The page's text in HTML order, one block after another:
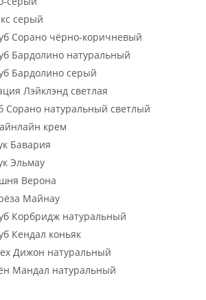
серый
Сорано чёрно-коричневый
Бардолино натуральный
Бардолино серый
Лэйклэнд светлая
Сорано натуральный светлый
крем
Бавария
Эльмау
Верона
Майнау
Корбридж натуральный
Кендал коньяк
Дижон натуральный
Мандал натуральный